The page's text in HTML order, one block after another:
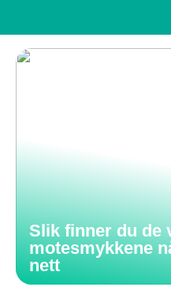
Slik finner du de
motesmykkene
nett